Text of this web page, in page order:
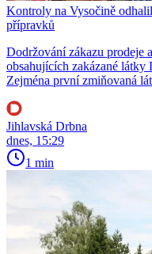
Kontroly na Vysočině
přípravků
Dodržování zákazu prodeje
obsahujících zakázané
Zejména první zmiňovaná
Jihlavská Drbna
dnes, 15:29
1 min